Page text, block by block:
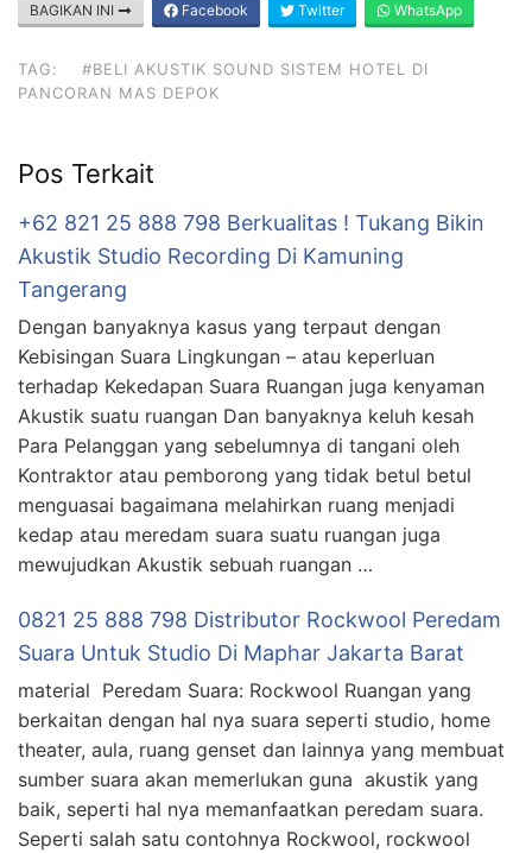
BAGIKAN INI Facebook Twitter WhatsApp
TAG:
#BELI AKUSTIK SOUND SISTEM HOTEL DI
PANCORAN MAS DEPOK
Pos Terkait
+62 821 25 888 798 Berkualitas ! Tukang Bikin
Akustik Studio Recording Di Kamuning
Tangerang
Dengan banyaknya kasus yang terpaut dengan
Kebisingan Suara Lingkungan – atau keperluan
terhadap Kekedapan Suara Ruangan juga kenyaman
Akustik suatu ruangan Dan banyaknya keluh kesah
Para Pelanggan yang sebelumnya di tangani oleh
Kontraktor atau pemborong yang tidak betul betul
menguasai bagaimana melahirkan ruang menjadi
kedap atau meredam suara suatu ruangan juga
mewujudkan Akustik sebuah ruangan …
0821 25 888 798 Distributor Rockwool Peredam
Suara Untuk Studio Di Maphar Jakarta Barat
material Peredam Suara: Rockwool Ruangan yang
berkaitan dengan hal nya suara seperti studio, home
theater, aula, ruang genset dan lainnya yang membuat
sumber suara akan memerlukan guna akustik yang
baik, seperti hal nya memanfaatkan peredam suara.
Seperti salah satu contohnya Rockwool, rockwool